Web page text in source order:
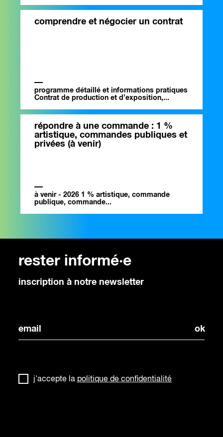
comprendre et négocier un contrat
programme détaillé et informations pratiques
Contrat de production et d’exposition,...
répondre à une commande : 1 %
artistique, commandes publiques et
privées (à venir)
à venir - 2026 1 % artistique, commande
publique, commande...
rester informé·e
inscription à notre newsletter
j'accepte la politique de confidentialité